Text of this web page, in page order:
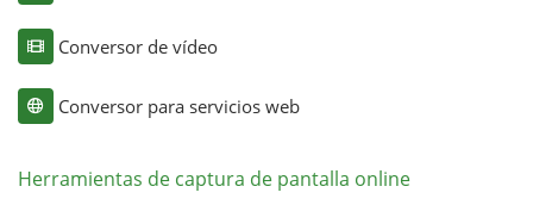
Conversor de vídeo
Conversor para servicios web
Herramientas de captura de pantalla online